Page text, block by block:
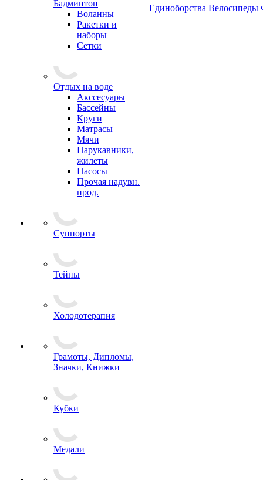
Бадминтон
Воланны
Ракетки и
наборы
Сетки
Отдых на воде
Акссесуары
Бассейны
Круги
Матрасы
Мячи
Нарукавники,
жилеты
Насосы
Прочая надувн.
прод.
Суппорты
Тейпы
Холодотерапия
Грамоты, Дипломы,
Значки, Книжки
Кубки
Медали
Единоборства Велосипеды